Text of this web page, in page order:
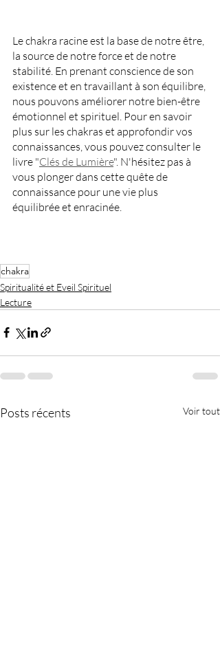
Le chakra racine est la base de notre être,
la source de notre force et de notre
stabilité. En prenant conscience de son
existence et en travaillant à son équilibre,
nous pouvons améliorer notre bien-être
émotionnel et spirituel. Pour en savoir
plus sur les chakras et approfondir vos
connaissances, vous pouvez consulter le
livre "Clés de Lumière". N'hésitez pas à
vous plonger dans cette quête de
connaissance pour une vie plus
équilibrée et enracinée.
chakra
Spiritualité et Eveil Spirituel
Lecture
Posts récents Voir tout